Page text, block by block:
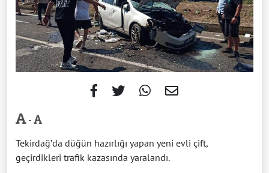
-
Tekirdağ’da düğün hazırlığı yapan yeni evli çift,
geçirdikleri trafik kazasında yaralandı.